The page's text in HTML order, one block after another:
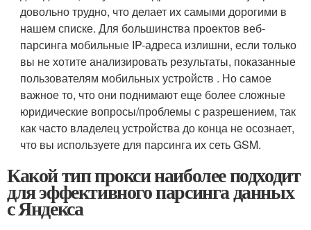
довольно трудно, что делает их самыми дорогими в
нашем списке. Для большинства проектов веб-
парсинга мобильные IP-адреса излишни, если только
вы не хотите анализировать результаты, показанные
пользователям мобильных устройств . Но самое
важное то, что они поднимают еще более сложные
юридические вопросы/проблемы с разрешением, так
как часто владелец устройства до конца не осознает,
что вы используете для парсинга их сеть GSM.
Какой тип прокси наиболее подходит
для эффективного парсинга данных
с Яндекса